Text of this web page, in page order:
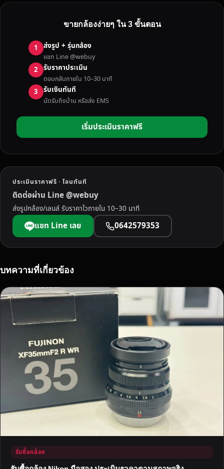
ล้
มื
อ
ส
อ
ง
ทั่
เ
ท
ศ
ห้
ร
า
ค
า
ง
ด
เ
มิ
น
อ
อ
น
ไ
น
1
ขายกล้องง่ายๆ ใน 3 ขั้นตอน
1 ส่งรูป + รุ่นกล้อง
แชท Line @webuy
2 รับราคาประเมิน
ตอบกลับภายใน 10–30 นาที
3 รับเงินทันที
นัดรับถึงบ้าน หรือส่ง EMS
เริ่มประเมินราคาฟรี
ประเมินราคาฟรี · โอนทันที
ติดต่อผ่าน Line @webuy
ส่งรูปกล้อง/เลนส์ รับราคาไวภายใน 10–30 นาที
แชท Line เลย 0642579353
บทความที่เกี่ยวข้อง
รับซื้อกล้อง